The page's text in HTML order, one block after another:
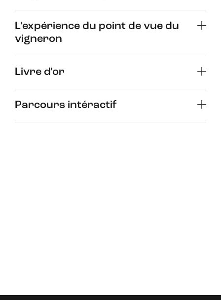
L'expérience du point de vue du
vigneron
Livre d'or
Parcours intéractif